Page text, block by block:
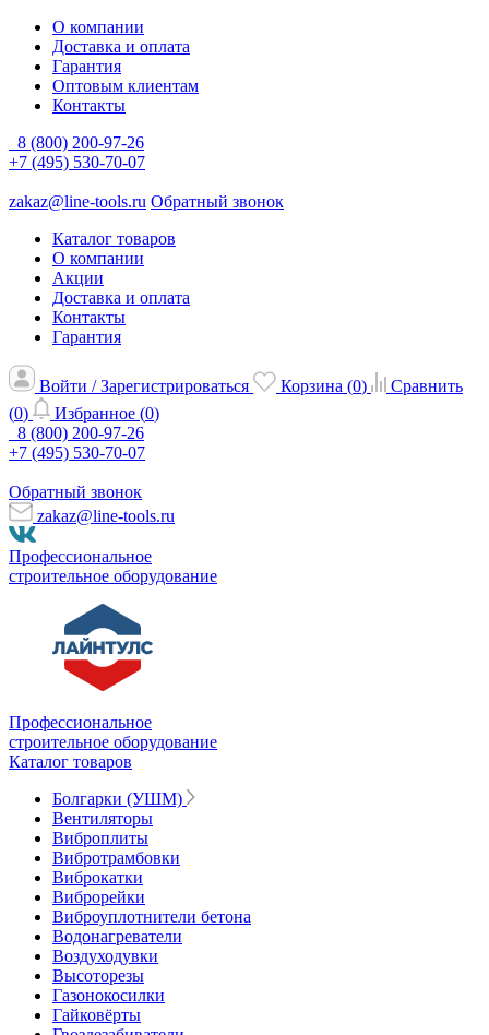
О компании
Доставка и оплата
Гарантия
Оптовым клиентам
Контакты
8 (800) 200-97-26
+7 (495) 530-70-07
zakaz@line-tools.ru Обратный звонок
Каталог товаров
О компании
Акции
Доставка и оплата
Контакты
Гарантия
Войти / Зарегистрироваться Корзина (0)
Сравнить
(0) Избранное (0)
8 (800) 200-97-26
+7 (495) 530-70-07
Обратный звонок
zakaz@line-tools.ru
Профессиональное
строительное оборудование
Профессиональное
строительное оборудование
Каталог товаров
Болгарки (УШМ)
Вентиляторы
Виброплиты
Вибротрамбовки
Виброкатки
Виброрейки
Виброуплотнители бетона
Водонагреватели
Воздуходувки
Высоторезы
Газонокосилки
Гайковёрты